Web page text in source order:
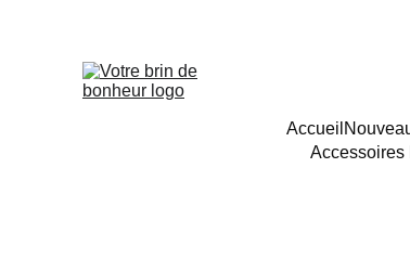
Accueil
Accessoires